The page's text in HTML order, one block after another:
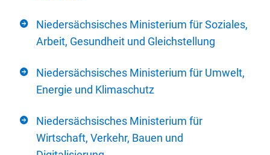
Niedersächsisches Ministerium für Soziales,
Arbeit, Gesundheit und Gleichstellung
Niedersächsisches Ministerium für Umwelt,
Energie und Klimaschutz
Niedersächsisches Ministerium für
Wirtschaft, Verkehr, Bauen und